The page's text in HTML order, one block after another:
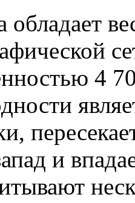
обладает
4
и